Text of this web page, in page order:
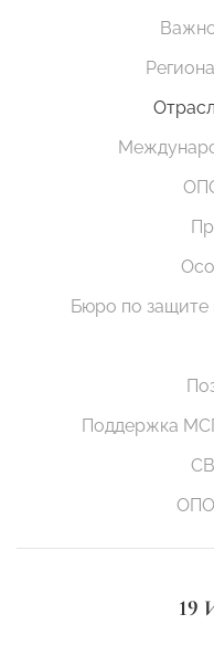
Бюро по защите
Поддержка
19